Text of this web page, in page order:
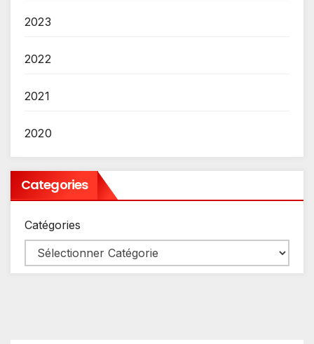
2023
2022
2021
2020
Categories
Catégories